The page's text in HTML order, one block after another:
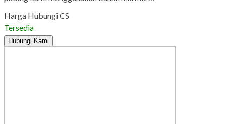
Harga Hubungi CS
Tersedia
Hubungi Kami